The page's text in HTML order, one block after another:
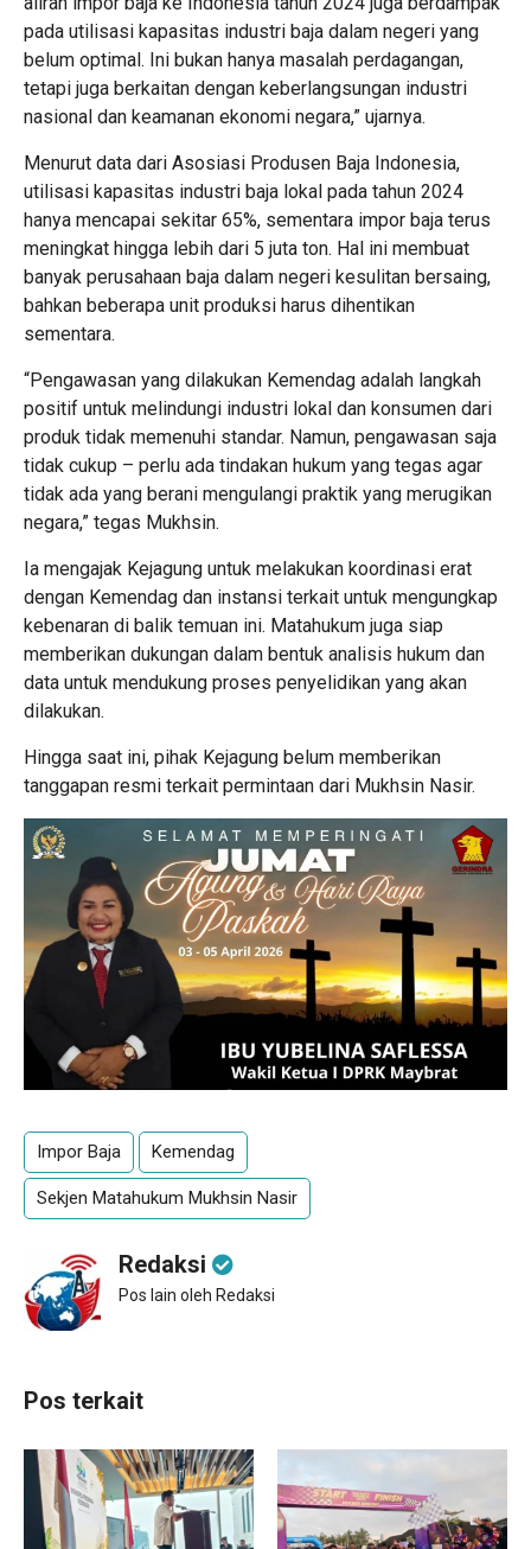
pada utilisasi kapasitas industri baja dalam negeri yang
belum optimal. Ini bukan hanya masalah perdagangan,
tetapi juga berkaitan dengan keberlangsungan industri
nasional dan keamanan ekonomi negara,” ujarnya.
Menurut data dari Asosiasi Produsen Baja Indonesia,
utilisasi kapasitas industri baja lokal pada tahun 2024
hanya mencapai sekitar 65%, sementara impor baja terus
meningkat hingga lebih dari 5 juta ton. Hal ini membuat
banyak perusahaan baja dalam negeri kesulitan bersaing,
bahkan beberapa unit produksi harus dihentikan
sementara.
“Pengawasan yang dilakukan Kemendag adalah langkah
positif untuk melindungi industri lokal dan konsumen dari
produk tidak memenuhi standar. Namun, pengawasan saja
tidak cukup – perlu ada tindakan hukum yang tegas agar
tidak ada yang berani mengulangi praktik yang merugikan
negara,” tegas Mukhsin.
Ia mengajak Kejagung untuk melakukan koordinasi erat
dengan Kemendag dan instansi terkait untuk mengungkap
kebenaran di balik temuan ini. Matahukum juga siap
memberikan dukungan dalam bentuk analisis hukum dan
data untuk mendukung proses penyelidikan yang akan
dilakukan.
Hingga saat ini, pihak Kejagung belum memberikan
tanggapan resmi terkait permintaan dari Mukhsin Nasir.
Impor Baja Kemendag
Sekjen Matahukum Mukhsin Nasir
Redaksi
Pos lain oleh Redaksi
Pos terkait